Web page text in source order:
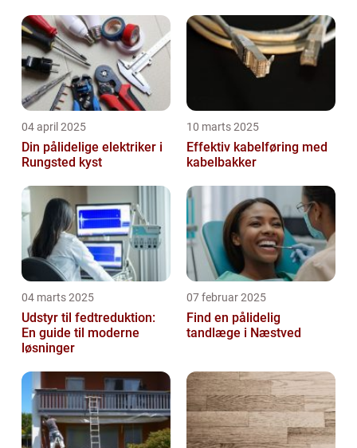
04 april 2025
Din pålidelige elektriker i
Rungsted kyst
10 marts 2025
Effektiv kabelføring med
kabelbakker
04 marts 2025
Udstyr til fedtreduktion:
En guide til moderne
løsninger
07 februar 2025
Find en pålidelig
tandlæge i Næstved